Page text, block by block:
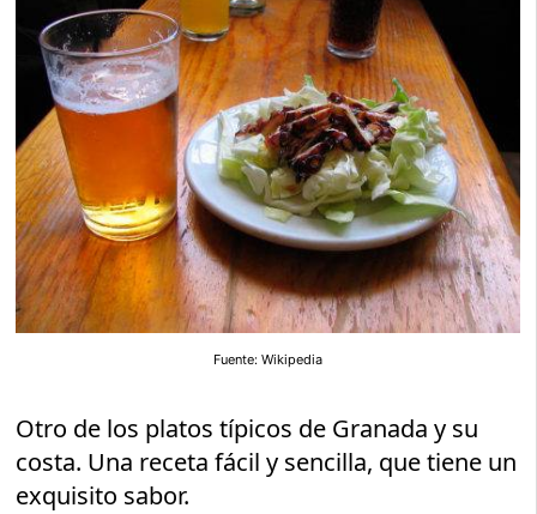
Fuente: Wikipedia
Otro de los platos típicos de Granada y su
costa. Una receta fácil y sencilla, que tiene un
exquisito sabor.